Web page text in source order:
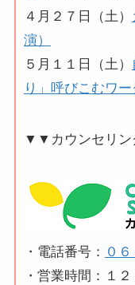
４月２７日（土）
演）
５月１１日（土）
り」呼びこむワ
▼▼カウンセリ
・電話番号： ０
・営業時間：１